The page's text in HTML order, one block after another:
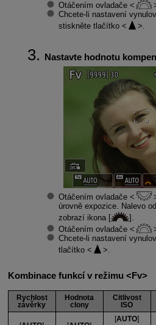
Otáčením ovladače
Chcete-li nastavení
stiskněte tlačítko
.
Nastavte hodnotu
Otáčením ovladače
úrovně expozice. Nalevo
zobrazí ikona [
].
Otáčením ovladače
Chcete-li nastavení
tlačítko
.
Kombinace funkcí v režimu Fv
Rychlost
závěrky
Hodnota
clony
Citlivost
ISO
[AUTO